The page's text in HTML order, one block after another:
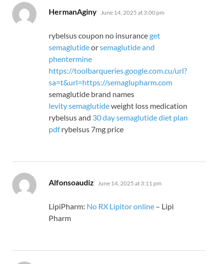
HermanAginy says:
June 14, 2025 at 3:00 pm
rybelsus coupon no insuranceget
semaglutideorsemaglutide and
phentermine
https://toolbarqueries.google.com.cu/url?
sa=t&url=https://semaglupharm.com
semaglutide brand names
levity semaglutideweight loss medication
rybelsus and 30 day semaglutide diet plan
pdfrybelsus 7mg price
Alfonsoaudiz says:
June 14, 2025 at 3:11 pm
LipiPharm: No RX Lipitor online – Lipi
Pharm